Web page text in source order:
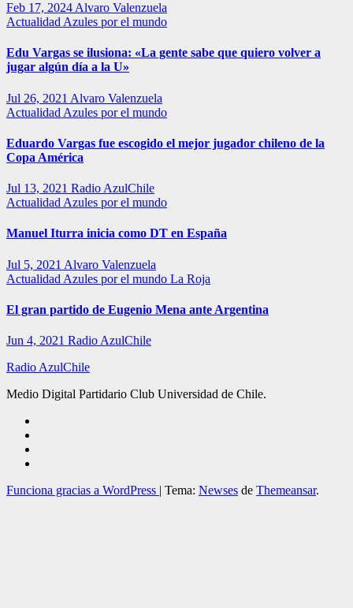
Feb 17, 2024 Alvaro Valenzuela
Actualidad Azules por el mundo
Edu Vargas se ilusiona: «La gente sabe que quiero volver a
jugar algún día a la U»
Jul 26, 2021 Alvaro Valenzuela
Actualidad Azules por el mundo
Eduardo Vargas fue escogido el mejor jugador chileno de la
Copa América
Jul 13, 2021 Radio AzulChile
Actualidad Azules por el mundo
Manuel Iturra inicia como DT en España
Jul 5, 2021 Alvaro Valenzuela
Actualidad Azules por el mundo La Roja
El gran partido de Eugenio Mena ante Argentina
Jun 4, 2021 Radio AzulChile
Radio AzulChile
Medio Digital Partidario Club Universidad de Chile.
Funciona gracias a WordPress | Tema: Newses de Themeansar.